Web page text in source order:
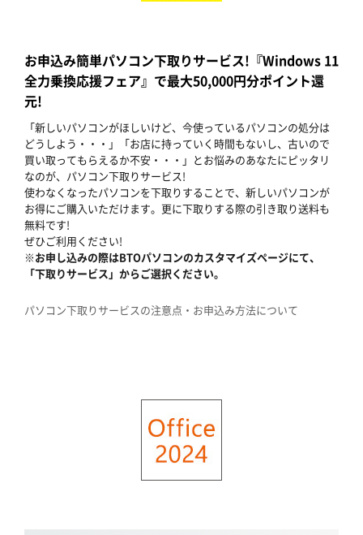
お申込み簡単パソコン下取りサービス!『Windows 11
全力乗換応援フェア』で最大50,000円分ポイント還
元!
「新しいパソコンがほしいけど、今使っているパソコンの処分は
どうしよう・・・」「お店に持っていく時間もないし、古いので
買い取ってもらえるか不安・・・」とお悩みのあなたにピッタリ
なのが、パソコン下取りサービス!
使わなくなったパソコンを下取りすることで、新しいパソコンが
お得にご購入いただけます。更に下取りする際の引き取り送料も
無料です!
ぜひご利用ください!
※お申し込みの際はBTOパソコンのカスタマイズページにて、
「下取りサービス」からご選択ください。
パソコン下取りサービスの注意点・お申込み方法について